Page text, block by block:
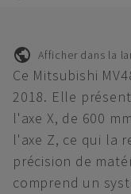
Afficher dans la
Ce Mitsubishi
2018. Elle
l'axe X, de 600
l'axe Z, ce qui la
précision de
comprend un